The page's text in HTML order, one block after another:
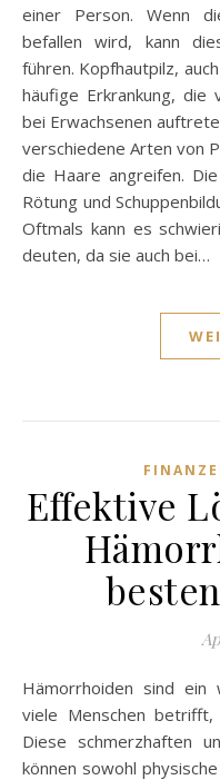
einer Person. Wenn
befallen wird, kann
führen. Kopfhautpilz,
häufige Erkrankung, die
bei Erwachsenen
verschiedene Arten von
die Haare angreifen.
Rötung und
Oftmals kann es
deuten, da sie auch bei…
Effektive
Hämorrhoiden sind ein weit verbreitetes Problem, das
viele Menschen
Diese schmerzhaften
können sowohl